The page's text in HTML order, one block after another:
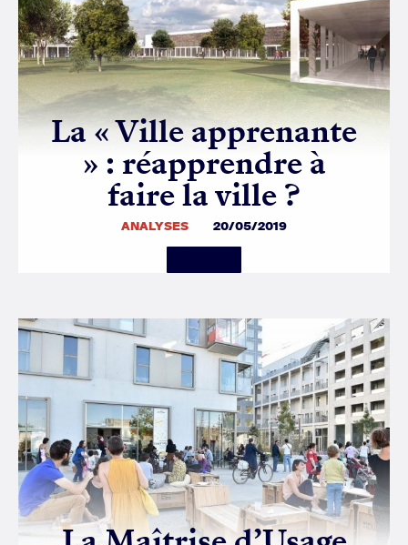
La « Ville apprenante
» : réapprendre à
faire la ville ?
ANALYSES 20/05/2019